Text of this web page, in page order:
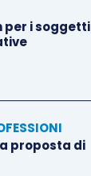
per i soggetti
proposta di